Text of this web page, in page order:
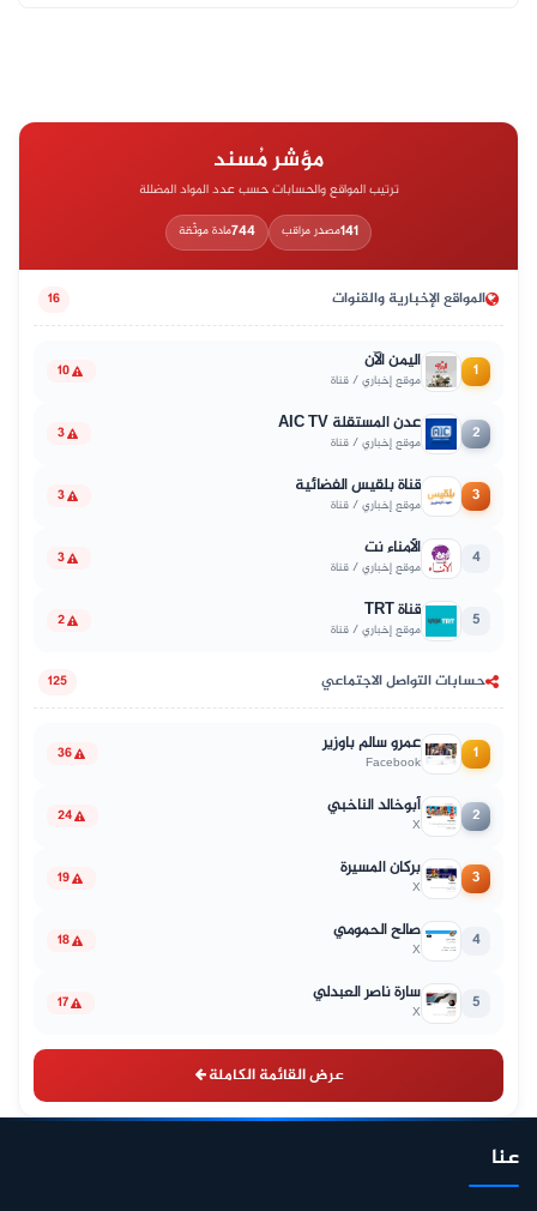
مؤشر مُسند
ترتيب المواقع والحسابات حسب عدد المواد المضللة
141مصدر مراقب 744مادة موثّقة
المواقع الإخبارية والقنوات 16
1 اليمن الآن
موقع إخباري / قناة 10
2 عدن المستقلة AIC TV
موقع إخباري / قناة 3
3 قناة بلقيس الفضائية
موقع إخباري / قناة 3
4 الأمناء نت
موقع إخباري / قناة 3
5 قناة TRT
موقع إخباري / قناة 2
حسابات التواصل الاجتماعي 125
1 عمرو سالم باوزير
Facebook
36
2 أبوخالد الناخبي
X
24
3 بركان المسيرة
X
19
4 صالح الحمومي
X
18
5 سارة ناصر العبدلي
X
17
عرض القائمة الكاملة
عنا